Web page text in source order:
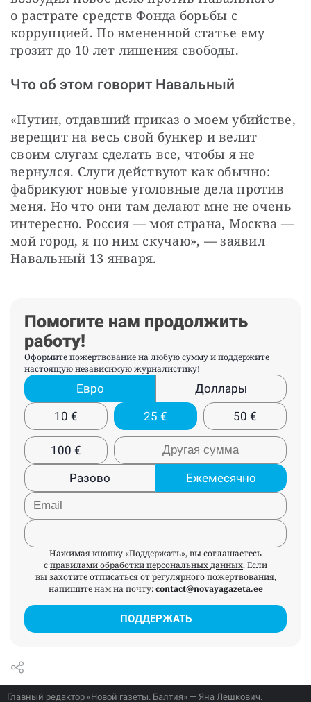
о растрате средств Фонда борьбы с
коррупцией. По вмененной статье ему
грозит до 10 лет лишения свободы.
Что об этом говорит Навальный
«Путин, отдавший приказ о моем убийстве,
верещит на весь свой бункер и велит
своим слугам сделать все, чтобы я не
вернулся. Слуги действуют как обычно:
фабрикуют новые уголовные дела против
меня. Но что они там делают мне не очень
интересно. Россия — моя страна, Москва —
мой город, я по ним скучаю», — заявил
Навальный 13 января.
Помогите нам продолжить
работу!
Оформите пожертвование на любую сумму и поддержите
настоящую независимую журналистику!
Евро
Доллары
10 € 25 € 50 €
100 €
Разово
Ежемесячно
Нажимая кнопку «Поддержать», вы соглашаетесь
справилами обработки персональных данных. Если
вы захотите отписаться от регулярного пожертвования,
напишите нам на почту:contact@novayagazeta.ee
ПОДДЕРЖАТЬ
Главный редактор «Новой газеты. Балтия» — Яна Лешкович.